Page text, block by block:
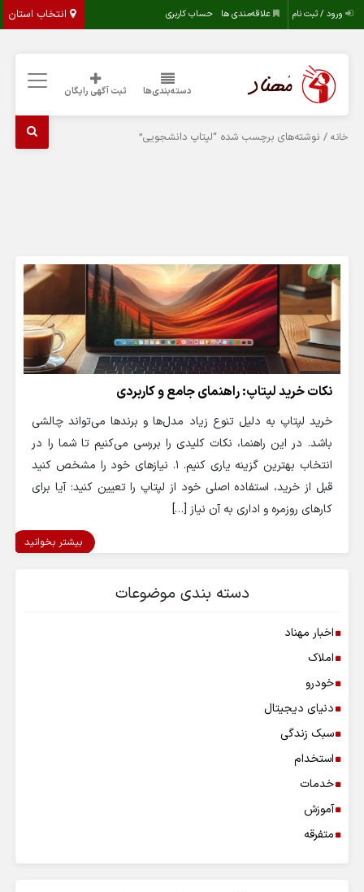
انتخاب استان ورود / ثبت نام علاقه‌مندی ها حساب کاربری
دسته‌بندی‌ها ثبت آگهی رایگان
خانه / نوشته‌های برچسب شده “لپتاپ دانشجویی”
نکات خرید لپتاپ: راهنمای جامع و کاربردی
خرید لپتاپ به دلیل تنوع زیاد مدل‌ها و برندها می‌تواند چالشی
باشد. در این راهنما، نکات کلیدی را بررسی می‌کنیم تا شما را در
انتخاب بهترین گزینه یاری کنیم. 1. نیازهای خود را مشخص کنید
قبل از خرید، استفاده اصلی خود از لپتاپ را تعیین کنید: آیا برای
کارهای روزمره و اداری به آن نیاز […]
بیشتر بخوانید
دسته بندی موضوعات
اخبار مهناد
املاک
خودرو
دنیای دیجیتال
سبک زندگی
استخدام
خدمات
آموزش
متفرقه